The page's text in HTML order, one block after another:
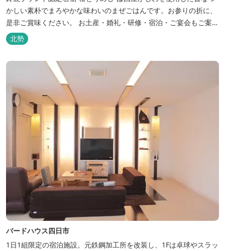
かしい素朴でまろやかな味わいのまぜごはんです。お参りの折に、
是非ご賞味ください。 お土産・婚礼・研修・宿泊・ご宴会もご案内
しております。
北勢
バードハウス四日市
1日1組限定の宿泊施設。元鉄鋼加工所を改装し、1Fは卓球やスラッ